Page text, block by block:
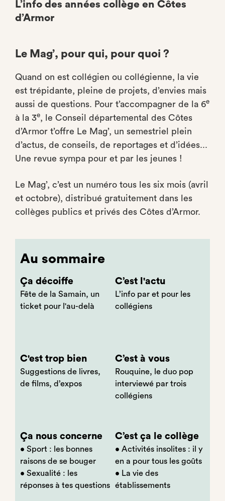
L’info des années collège en Côtes
d’Armor
Le Mag’, pour qui, pour quoi ?
Quand on est collégien ou collégienne, la vie
est trépidante, pleine de projets, d’envies mais
aussi de questions. Pour t’accompagner de la 6e
à la 3e, le Conseil départemental des Côtes
d’Armor t’offre Le Mag’, un semestriel plein
d’actus, de conseils, de reportages et d’idées...
Une revue sympa pour et par les jeunes !
Le Mag’, c’est un numéro tous les six mois (avril
et octobre), distribué gratuitement dans les
collèges publics et privés des Côtes d’Armor.
Au sommaire
Ça décoiffe
Fête de la Samain, un
ticket pour l'au-delà
C’est l'actu
L’info par et pour les
collégiens
C'est trop bien
Suggestions de livres,
de films, d’expos
C’est à vous
Rouquine, le duo pop
interviewé par trois
collégiens
Ça nous concerne
• Sport : les bonnes
raisons de se bouger
• Sexualité : les
réponses à tes questions
C’est ça le collège
• Activités insolites : il y
en a pour tous les goûts
• La vie des
établissements